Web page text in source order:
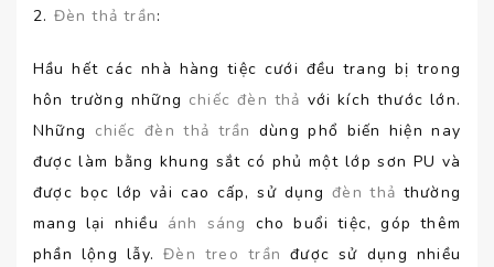
2. Đèn thả trần:
Hầu hết các nhà hàng tiệc cưới đều trang bị trong
hôn trường những chiếc đèn thả với kích thước lớn.
Những chiếc đèn thả trần dùng phổ biến hiện nay
được làm bằng khung sắt có phủ một lớp sơn PU và
được bọc lớp vải cao cấp, sử dụngđèn thả thường
mang lại nhiều ánh sáng cho buổi tiệc, góp thêm
phần lộng lẫy.Đèn treo trần được sử dụng nhiều